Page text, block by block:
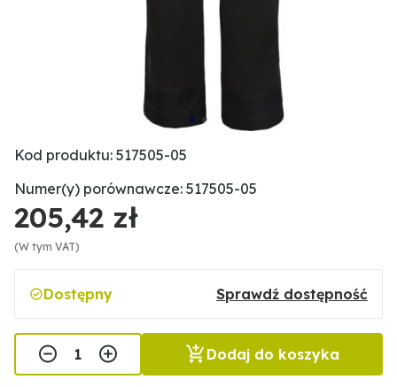
Kod produktu: 517505-05
Numer(y) porównawcze: 517505-05
205,42 zł
(W tym VAT)
Dostępny Sprawdź dostępność
Dodaj do koszyka